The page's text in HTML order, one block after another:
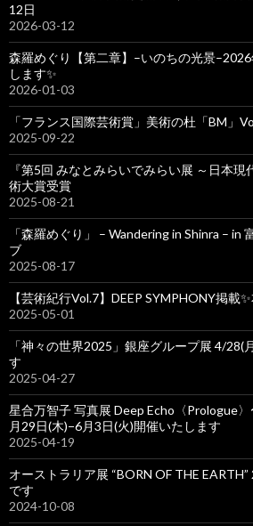
12日
2026-03-12
森羅めぐり【第二章】–いのちの光景
します✨
2026-01-03
「フランス国際芸術賞」美術の杜「BM」
2025-09-22
『第5回 みなとみらいでみらい展 ～日本
術大賞受賞
2025-08-21
「森羅めぐり」 – Wandering in Shinra – in
ブ
2025-08-17
【芸術紀行Vol.7】DEEP SYMPHONY掲載
2025-05-01
「神々の世界2025」銀座グループ展 4/28(
す
2025-04-27
星合万智子 写真展 Deep Echo〈Prologue
月29日(木)−6月3日(火)開催いたします
2025-04-19
オーストラリア展 “BORN OF THE
です
2024-10-08